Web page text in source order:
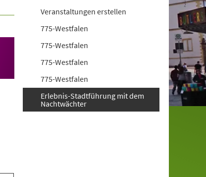
Veranstaltungen erstellen
775-Westfalen
775-Westfalen
775-Westfalen
775-Westfalen
Erlebnis-Stadtführung mit dem
Nachtwächter